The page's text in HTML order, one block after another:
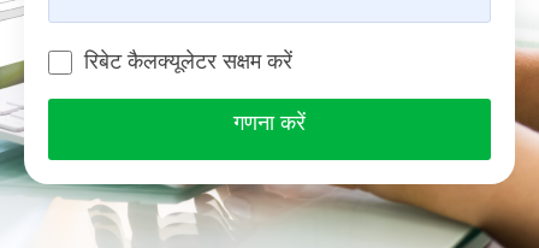
रिबेट कैलक्यूलेटर सक्षम करें
गणना करें